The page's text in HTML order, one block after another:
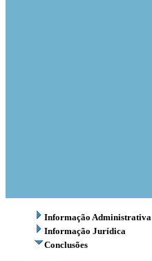
Informação Administrativa
Informação Jurídica
Conclusões